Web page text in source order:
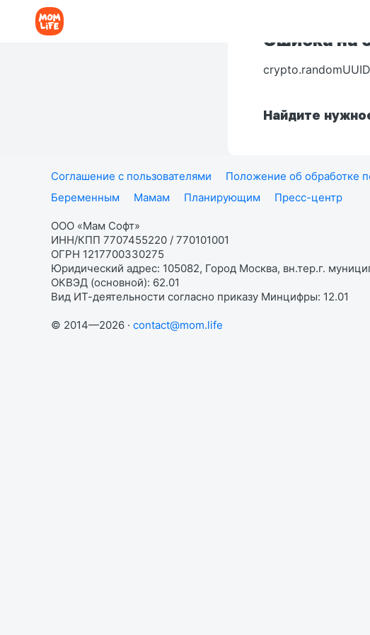
Ошибка на
Найдите
Соглашение с пользователями Положение об обработке
Беременным
Мамам Планирующим Пресс-центр
ООО «Мам Софт»
ИНН/КПП 7707455220 / 770101001
ОГРН 1217700330275
Юридический адрес: 105082, Город Москва, вн.тер.г.
ОКВЭД (основной): 62.01
Вид ИТ-деятельности согласно приказу Минцифры: 12.01
© 2014—2026 · contact@mom.life